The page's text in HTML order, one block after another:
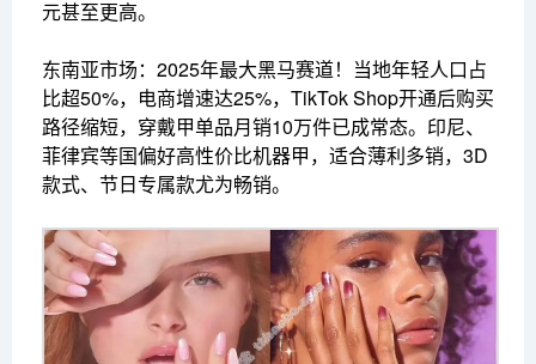
元甚至更高。
东南亚市场：2025年最大黑马赛道！当地年轻人口占
比超50%，电商增速达25%，TikTok Shop开通后购买
路径缩短，穿戴甲单品月销10万件已成常态。印尼、
菲律宾等国偏好高性价比机器甲，适合薄利多销，3D
款式、节日专属款尤为畅销。